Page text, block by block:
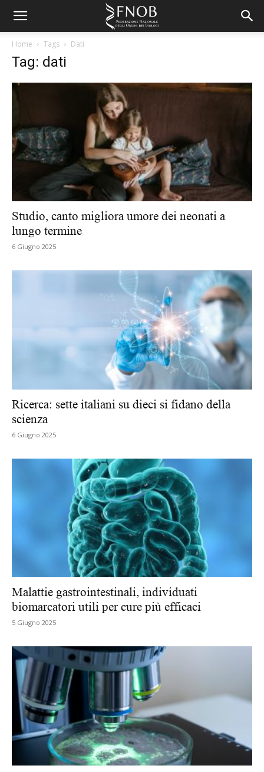
Home Tags Dati
Tag: dati
Studio, canto migliora umore dei neonati a
lungo termine
6 Giugno 2025
Ricerca: sette italiani su dieci si fidano della
scienza
6 Giugno 2025
Malattie gastrointestinali, individuati
biomarcatori utili per cure più efficaci
5 Giugno 2025